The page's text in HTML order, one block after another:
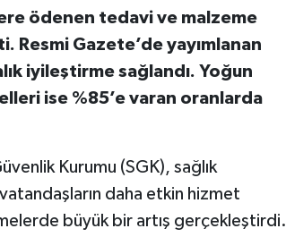
ödenen tedavi ve malzeme
Gazete’de yayımlanan
iyileştirme sağlandı. Yoğun
ise %85’e varan oranlarda
Kurumu (SGK), sağlık
daha etkin hizmet
büyük bir artış gerçekleştirdi.